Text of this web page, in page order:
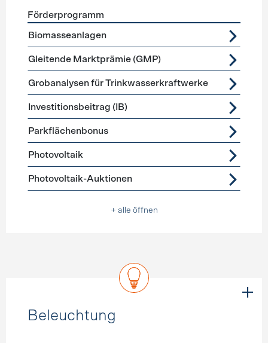
Förderprogramme
Förderprogramm
Biomasseanlagen
Gleitende Marktprämie (GMP)
Grobanalysen für Trinkwasserkraftwerke
Investitionsbeitrag (IB)
Parkflächenbonus
Photovoltaik
Photovoltaik-Auktionen
+ alle öffnen
Beleuchtung